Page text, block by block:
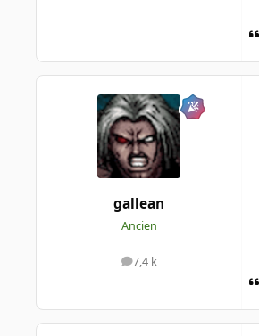
gallean
Ancien
7,4 k
messages